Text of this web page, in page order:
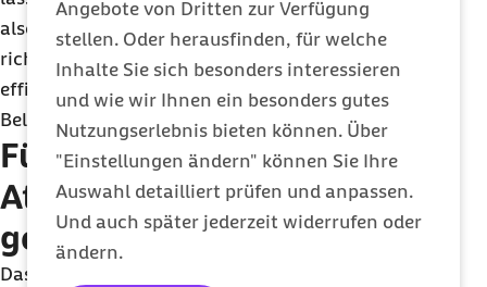
Angebote von Dritten zur Verfügung
stellen. Oder herausfinden, für welche
Inhalte Sie sich besonders interessieren
und wie wir Ihnen ein besonders gutes
Nutzungserlebnis bieten können. Über
"Einstellungen ändern" können Sie Ihre
Auswahl detailliert prüfen und anpassen.
Und auch später jederzeit widerrufen oder
ändern.
also weniger Atemzüge pro Minute zu machen. Die
richtige Atmung reduziert Stress, lässt den Körper
effizienter arbeiten und verringert zudem die
Belastung des Herz-Kreislauf-Systems.
Fünf einfache
Atemtechniken für ein
gesünderes Leben
Das Tolle an Atemübungen: Wer regelmäßig